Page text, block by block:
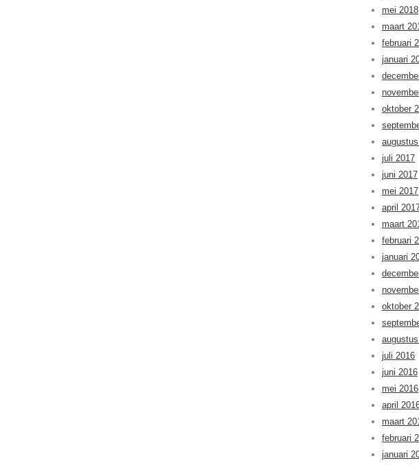
mei 2018
maart
februari
januari
oktober
juli 2017
juni 2017
mei 2017
april
maart
februari
januari
oktober
juli 2016
juni 2016
mei 2016
april
maart
februari
januari